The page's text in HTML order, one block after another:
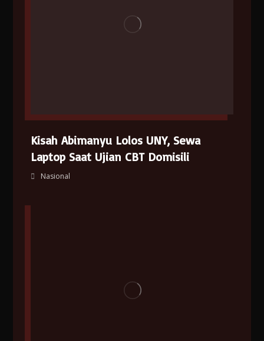
Kisah Abimanyu Lolos UNY, Sewa
Laptop Saat Ujian CBT Domisili
Nasional